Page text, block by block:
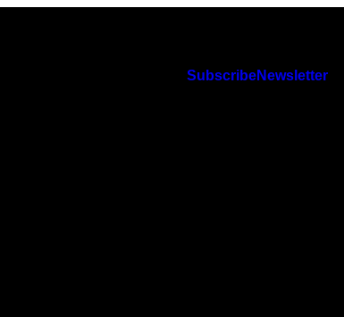
SubscribeNewsletter